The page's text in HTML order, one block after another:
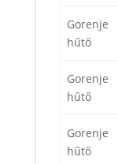
Gorenje
hűtő
Gorenje
hűtő
Gorenje
hűtő